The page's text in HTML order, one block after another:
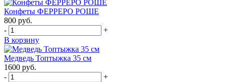
Конфеты ФЕРРЕРО РОШЕ
800 руб.
-
+
В корзину
Медведь Топтыжка 35 см
1600 руб.
-
+